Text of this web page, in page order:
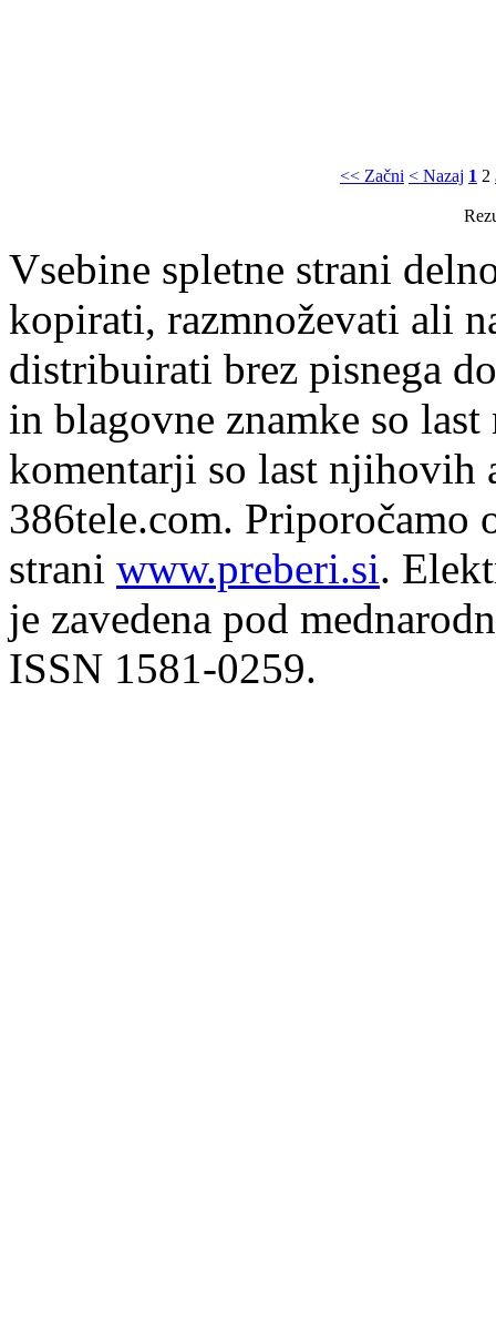
<< Začni < Nazaj 1 2
Vsebine spletne strani
kopirati, razmnoževati ali
distribuirati brez pisnega
in blagovne znamke so
komentarji so last njihovih
386tele.com. Priporočamo
strani www.preberi.si.
je zavedena pod
ISSN 1581-0259.